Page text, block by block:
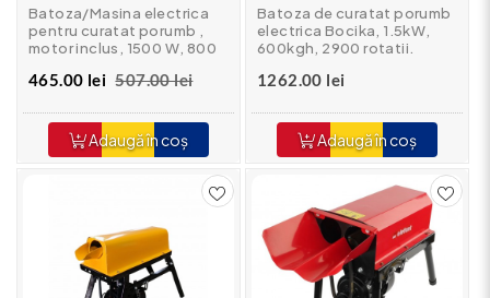
Batoza/Masina electrica
pentru curatat porumb ,
motor inclus, 1500 W, 800
465.00 lei 507.00 lei
Adaugă în coș
Batoza de curatat porumb
electrica Bocika, 1.5kW,
600kgh, 2900 rotatii.
Ucraina
1262.00 lei
Adaugă în coș